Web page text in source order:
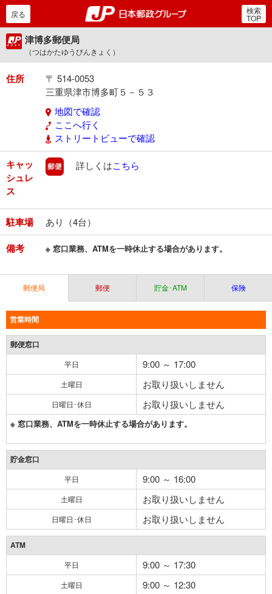
郵便局・日本郵政グルー
戻る 検索
TOP
津博多郵便局
（つはかたゆうびんきょく）
住所
〒 514-0053
三重県津市博多町５－５３
地図で確認
ここへ行く
ストリートビューで確認
キャッ
シュレ
ス
郵便
詳しくはこちら
駐車場 あり（4台）
備考 ※ 窓口業務、ATMを一時休止する場合があります。
郵便局 郵便 貯金･ATM 保険
営業時間
郵便窓口
平日 9:00 ～ 17:00
土曜日 お取り扱いしません
日曜日･休日 お取り扱いしません
※ 窓口業務、ATMを一時休止する場合があります。
貯金窓口
平日 9:00 ～ 16:00
土曜日 お取り扱いしません
日曜日･休日 お取り扱いしません
ATM
平日 9:00 ～ 17:30
土曜日 9:00 ～ 12:30